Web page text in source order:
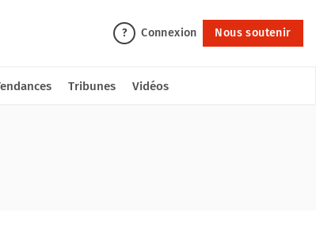
? Connexion Nous soutenir
Tribunes Vidéos